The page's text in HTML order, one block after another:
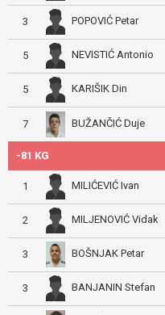
3 POPOVIĆ Petar
5 NEVISTIĆ Antonio
5 KARIŠIK Din
7 BUŽANČIĆ Duje
-81 KG
1 MILIĆEVIĆ Ivan
2 MILJENOVIĆ Vidak
3 BOŠNJAK Petar
3 BANJANIN Stefan